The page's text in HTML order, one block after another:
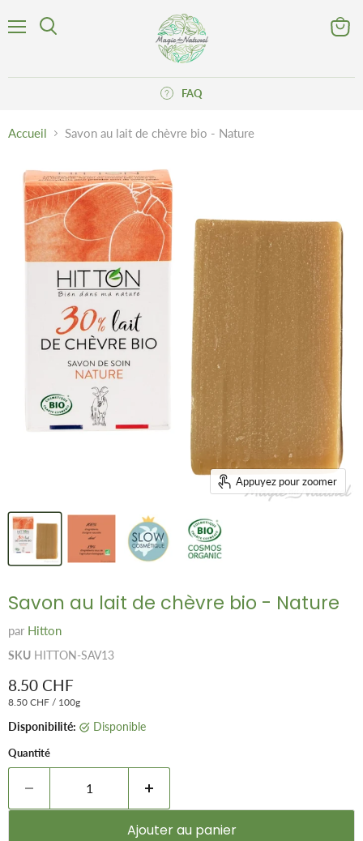
FAQ
Accueil Savon au lait de chèvre bio - Nature
Appuyez pour zoomer
Savon au lait de chèvre bio - Nature
par Hitton
SKU HITTON-SAV13
Prix remisé
8.50 CHF
8.50 CHF / 100g
Disponibilité: Disponible
Quantité
Ajouter au panier